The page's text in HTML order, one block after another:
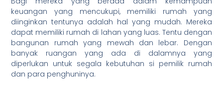
keuangan yang mencukupi, memiliki rumah yang
diinginkan tentunya adalah hal yang mudah. Mereka
dapat memiliki rumah di lahan yang luas. Tentu dengan
bangunan rumah yang mewah dan lebar. Dengan
banyak ruangan yang ada di dalamnya yang
diperlukan untuk segala kebutuhan si pemilik rumah
dan para penghuninya.